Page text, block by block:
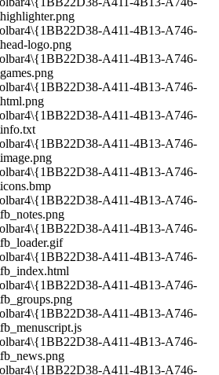
A411-4B13-A746-
logo.png
A411-4B13-A746-
A411-4B13-A746-
A411-4B13-A746-
A411-4B13-A746-
A411-4B13-A746-
A411-4B13-A746-
A411-4B13-A746-
A411-4B13-A746-
A411-4B13-A746-
A411-4B13-A746-
A411-4B13-A746-
A411-4B13-A746-